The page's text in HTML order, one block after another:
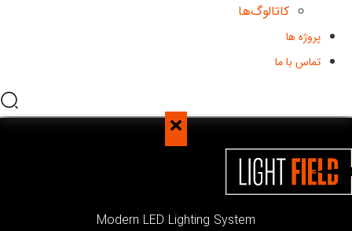
کاتالوگ‌ها
پروژه ها
تماس با ما
Modern LED Lighting System